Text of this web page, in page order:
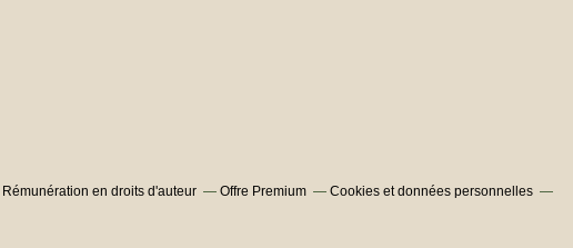
Rémunération en droits d'auteur Offre Premium
Cookies et données personnelles